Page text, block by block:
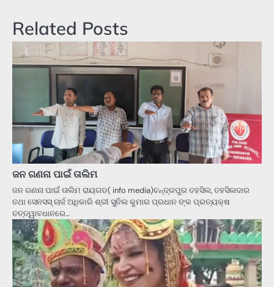
Related Posts
ଜନ ଗଣନା ପାଇଁ ତାଲିମ
ଜନ ଗଣନା ପାଇଁ ତାଲିମ ରାୟଗଡ( info media)ଚନ୍ଦ୍ରପୁର ତହସିଲ, ତହସିଲଦାର
ତଥା ସେନସସ୍ ଚାର୍ଜ ଅଧିକାରି ଶ୍ରୀ ସୁନିଲ କୁମାର ପ୍ରଧାନ ଙ୍କ ପ୍ରତ୍ୟକ୍ଷ
ତତ୍ତ୍ୱାବଧାନରେ…